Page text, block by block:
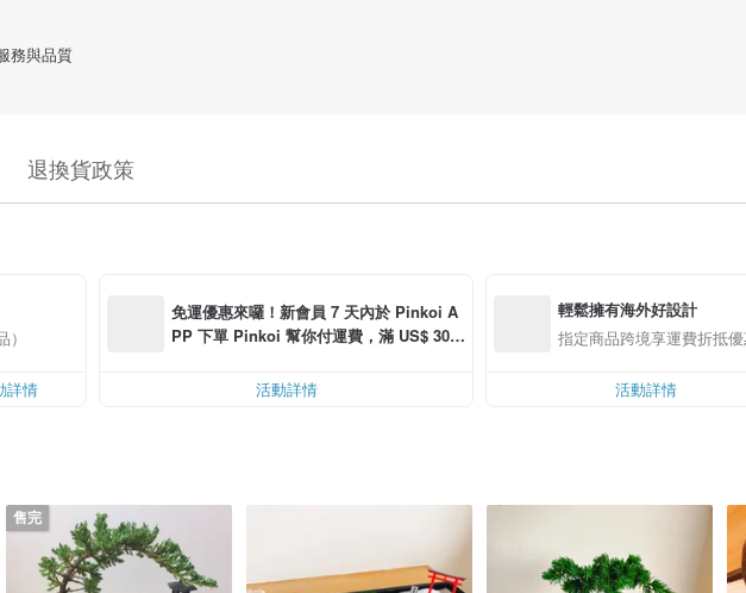
務與品質
退換貨政策
詳情
免運優惠來囉！新會員 7 天內於 Pinkoi A
PP 下單 Pinkoi 幫你付運費，滿 US$ 30.0
活動詳情
輕鬆擁有海外好設計
指定商品跨境享運費折抵
活動詳情
售完